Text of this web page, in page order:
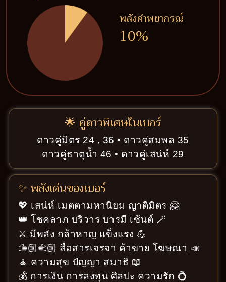
พลังคำพยากรณ์
10%
🌟 คู่ดาวพิเศษในเบอร์
ดาวคู่มิตร 24 , 36 • ดาวคู่สมพล 35
ดาวคู่ธาตุน้ำ 46 • ดาวคู่เสน่ห์ 29
✨ พลังเด่นของเบอร์
💖 เสน่ห์ เมตตามหานิยม ญาติมิตร 🤗
👑 โชคลาภ บริวาร บารมี เซ้นต์ 🪄
⚔️ มีพลัง กล้าหาญ แข็งแรง 💪
🫱🏼‍🫲🏼 สื่อสารเจรจา ค้าขาย โฆษณา 📣
🧘 ความสุข ปัญญา สมาธิ 📖
💰 การเงิน การลงทุน ศิลปะ ความรัก 💍